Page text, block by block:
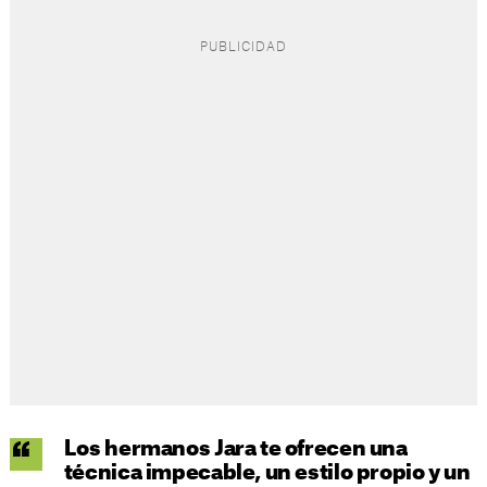
Los hermanos Jara te ofrecen una
técnica impecable, un estilo propio y un